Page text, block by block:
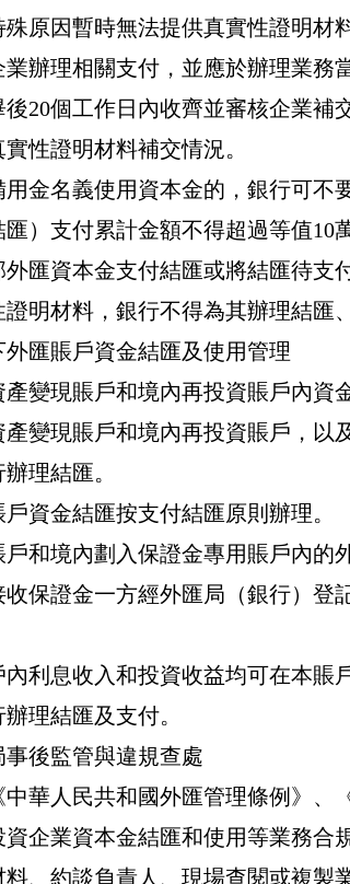
殊原因暫時無法提供真實性證明
辦理相關支付，並應於辦理業
後20個工作日內收齊並審核企業補
性證明材料補交情況。
金名義使用資本金的，銀行可
）支付累計金額不得超過等值10
匯資本金支付結匯或將結匯待支
明材料，銀行不得為其辦理結匯
匯賬戶資金結匯及使用管理
變現賬戶和境內再投資賬戶內資
變現賬戶和境內再投資賬戶，以
理結匯。
資金結匯按支付結匯原則辦理。
和境內劃入保證金專用賬戶內的
保證金一方經外匯局（銀行）登
內利息收入和投資收益均可在本
理結匯及支付。
後監管與違規查處
中華人民共和國外匯管理條例》
企業資本金結匯和使用等業務
、約談負責人、現場查閱或複製